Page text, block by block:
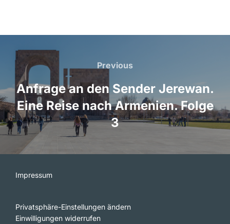
Beitragsnavigation
Previous
Previous
Anfrage an den Sender Jerewan.
Eine Reise nach Armenien. Folge
3
Impressum
Privatsphäre-Einstellungen ändern
Einwilligungen widerrufen